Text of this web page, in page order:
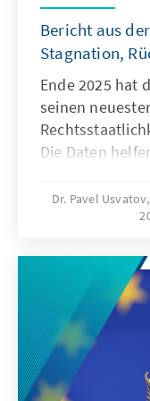
Bericht aus
Stagnation,
Ende 2025 hat
seinen
Die Daten
breiten
präsentieren.
Project Rule of
Europäischen
eigenen
Überblick über
Dr. Pavel